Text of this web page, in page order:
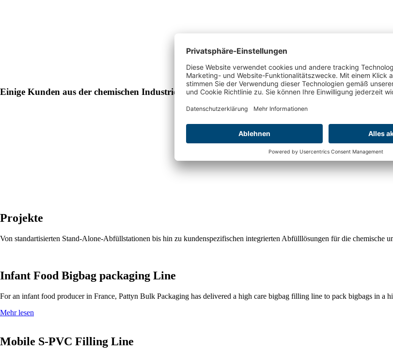
Einige Kunden aus der chemischen Industrie:
Projekte
Von standartisierten Stand-Alone-Abfüllstationen bis hin zu kundenspezifischen integrierten Abfülllösungen für die
Infant Food Bigbag packaging Line
For an infant food producer in France, Pattyn Bulk Packaging has delivered a high care bigbag filling line to pack bigbags in a
Mehr lesen
Mobile S-PVC Filling Line